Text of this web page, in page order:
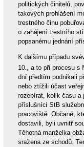
politických činitelů,
takových prohlášení
trestného činu
o zahájení trestního
popsanému jednání
K dalšímu případu
10., a to při procesu s
dní předtím podnikali
nebo ztížili účast
rozebírat, kolik času a
příslušníci StB
pracoviště. Občané,
dostavili, byli uvnitř
Těhotná manželka
sražena ze schodů.